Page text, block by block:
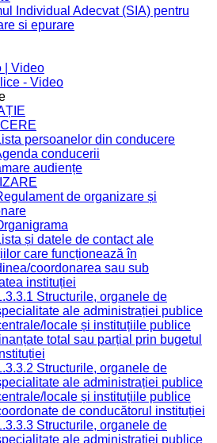
Individual Adecvat (SIA) pentru
si epurare
| Video
- Video
persoanelor din conducere
conducerii
audiențe
de organizare și
și datele de contact ale
care funcționează în
coordonarea sau sub
instituției
Structurile, organele de
ale administrației publice
locale și instituțiile publice
total sau parțial prin bugetul
Structurile, organele de
ale administrației publice
locale și instituțiile publice
de conducătorul instituției
Structurile, organele de
ale administrației publice